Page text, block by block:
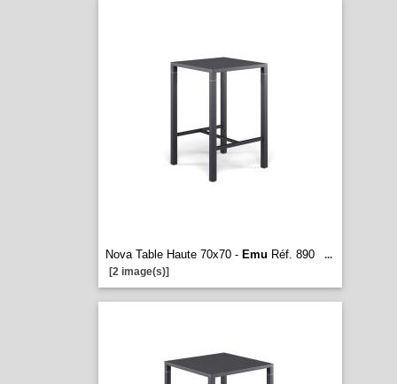
Nova Table Haute 70x70 - Emu Réf. 890
...
[2 image(s)]